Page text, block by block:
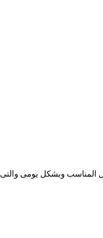
المناسب وبشكل يومى